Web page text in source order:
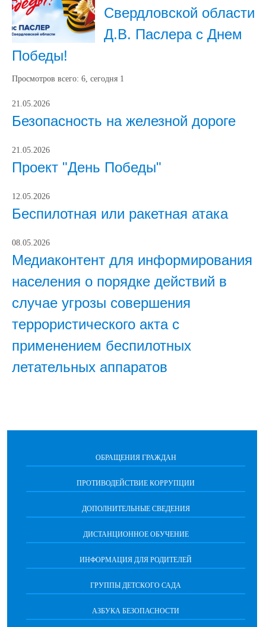
Свердловской области
Д.В. Паслера с Днем
Победы!
Просмотров всего: 6, сегодня 1
21.05.2026
Безопасность на железной дороге
21.05.2026
Проект "День Победы"
12.05.2026
Беспилотная или ракетная атака
08.05.2026
Медиаконтент для информирования
населения о порядке действий в
случае угрозы совершения
террористического акта с
применением беспилотных
летательных аппаратов
ОБРАЩЕНИЯ ГРАЖДАН
ПРОТИВОДЕЙСТВИЕ КОРРУПЦИИ
ДОПОЛНИТЕЛЬНЫЕ СВЕДЕНИЯ
ДИСТАНЦИОННОЕ ОБУЧЕНИЕ
ИНФОРМАЦИЯ ДЛЯ РОДИТЕЛЕЙ
ГРУППЫ ДЕТСКОГО САДА
АЗБУКА БЕЗОПАСНОСТИ